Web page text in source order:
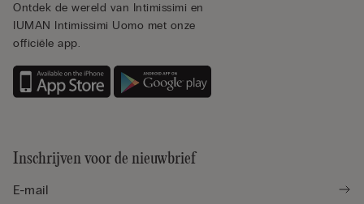
Ontdek de wereld van Intimissimi en
IUMAN Intimissimi Uomo met onze
officiële app.
Inschrijven voor de nieuwbrief